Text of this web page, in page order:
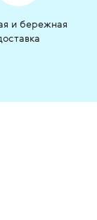
и бережная